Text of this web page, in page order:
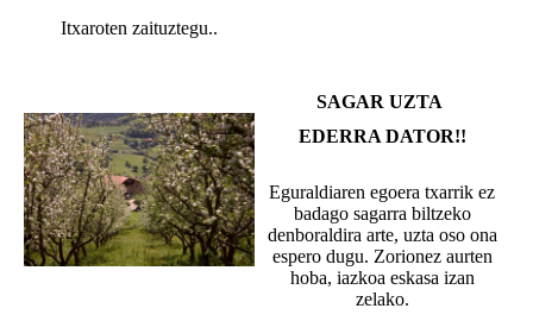
Itxaroten zaituztegu..
SAGAR UZTA
EDERRA DATOR!!
Eguraldiaren egoera txarrik ez
badago sagarra biltzeko
denboraldira arte, uzta oso ona
espero dugu. Zorionez aurten
hoba, iazkoa eskasa izan
zelako.